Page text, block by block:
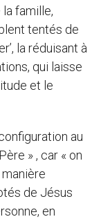
famille,
tentés de
la réduisant à
qui laisse
et le
au
» , car « on
manière
de Jésus
en